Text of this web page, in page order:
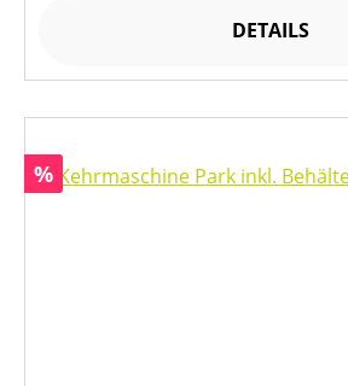
DETAILS
Rabatt
%